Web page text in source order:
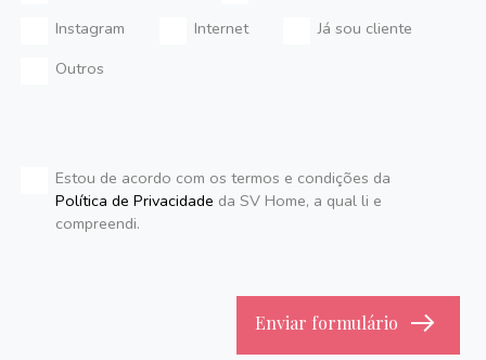
Instagram
Internet
Já sou cliente
Outros
Estou de acordo com os termos e condições da
Política de Privacidade da SV Home, a qual li e
compreendi.
Enviar formulário